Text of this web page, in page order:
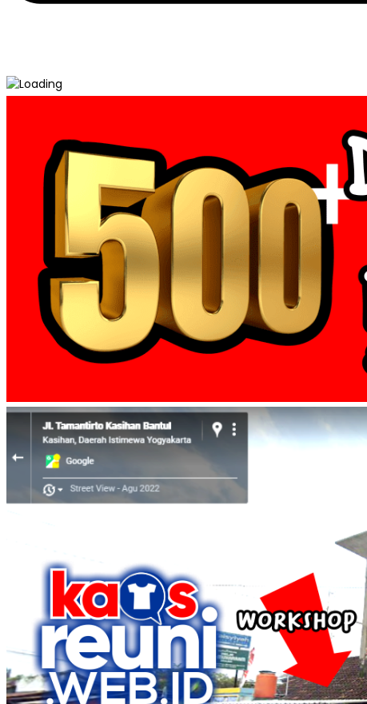
navigation
← Konveksi Kaos Reuni Sablon Siap Kirim Ke Seluruh Indonesia (3)